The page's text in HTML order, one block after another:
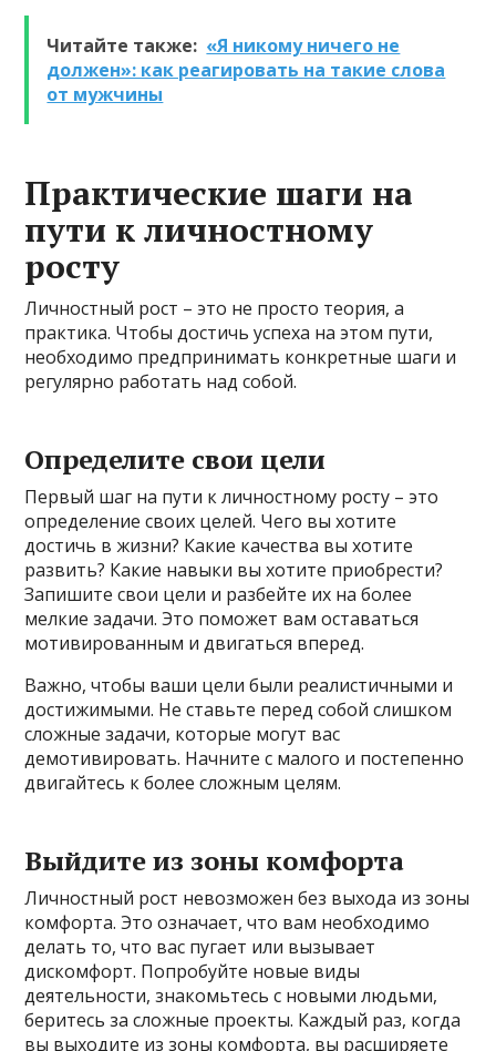
Читайте также: «Я никому ничего не
должен»: как реагировать на такие слова
от мужчины
Практические шаги на
пути к личностному
росту
Личностный рост – это не просто теория, а
практика. Чтобы достичь успеха на этом пути,
необходимо предпринимать конкретные шаги и
регулярно работать над собой.
Определите свои цели
Первый шаг на пути к личностному росту – это
определение своих целей. Чего вы хотите
достичь в жизни? Какие качества вы хотите
развить? Какие навыки вы хотите приобрести?
Запишите свои цели и разбейте их на более
мелкие задачи. Это поможет вам оставаться
мотивированным и двигаться вперед.
Важно, чтобы ваши цели были реалистичными и
достижимыми. Не ставьте перед собой слишком
сложные задачи, которые могут вас
демотивировать. Начните с малого и постепенно
двигайтесь к более сложным целям.
Выйдите из зоны комфорта
Личностный рост невозможен без выхода из зоны
комфорта. Это означает, что вам необходимо
делать то, что вас пугает или вызывает
дискомфорт. Попробуйте новые виды
деятельности, знакомьтесь с новыми людьми,
беритесь за сложные проекты. Каждый раз, когда
вы выходите из зоны комфорта, вы расширяете